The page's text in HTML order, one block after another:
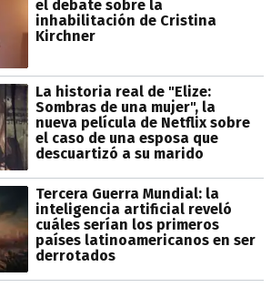
el debate sobre la
inhabilitación de Cristina
Kirchner
La historia real de "Elize:
Sombras de una mujer", la
nueva película de Netflix sobre
el caso de una esposa que
descuartizó a su marido
Tercera Guerra Mundial: la
inteligencia artificial reveló
cuáles serían los primeros
países latinoamericanos en ser
derrotados